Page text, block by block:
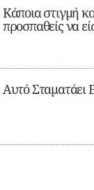
Κάποια στιγμή
προσπαθείς να
Αυτό Σταματάει